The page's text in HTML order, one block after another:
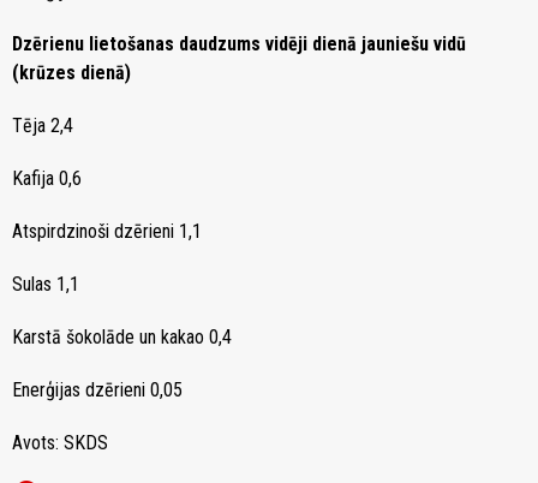
Dzērienu lietošanas daudzums vidēji dienā jauniešu vidū
(krūzes dienā)
Tēja 2,4
Kafija 0,6
Atspirdzinoši dzērieni 1,1
Sulas 1,1
Karstā šokolāde un kakao 0,4
Enerģijas dzērieni 0,05
Avots: SKDS